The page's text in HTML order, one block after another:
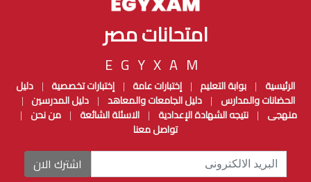
امتحانات مصر
EGYXAM
الرئيسية بوابة التعليم إختبارات عامة إختبارات تخصصية
دليل
الحضانات والمدارس
دليل الجامعات والمعاهد دليل المدرسين
منهجى |نتيجه الشهادة الإعدادية الاسئلة الشائعة |من نحن
تواصل معنا
اشترك الان